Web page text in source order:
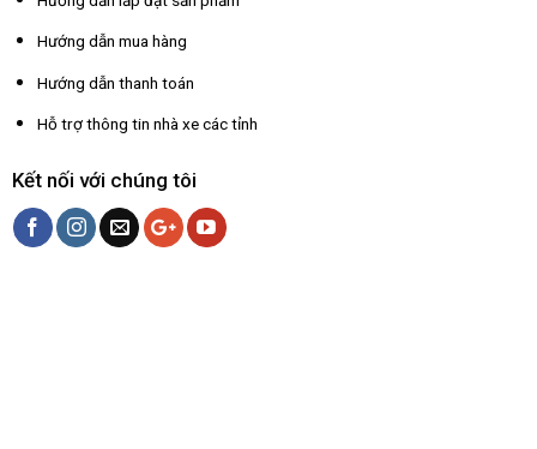
Hướng dẫn mua hàng
Hướng dẫn thanh toán
Hỗ trợ thông tin nhà xe các tỉnh
Kết nối với chúng tôi